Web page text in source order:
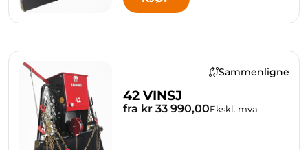
Sammenligne
42 VINSJ
fra kr 33 990,00Ekskl. mva